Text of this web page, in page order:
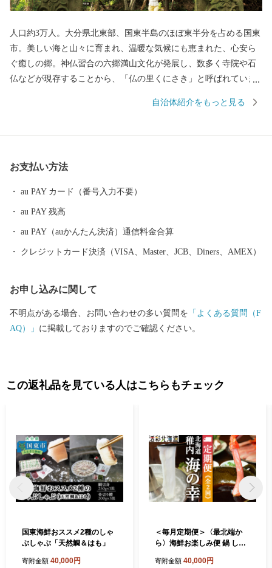
人口約3万人。大分県北東部、国東半島のほぼ東半分を占める国東
市。美しい海と山々に育まれ、温暖な気候にも恵まれた、心安ら
ぐ癒しの郷。神仏習合の六郷満山文化が発展し、数多く寺院や石
仏などが現存することから、「仏の里くにさき」と呼ばれていま
生み出す、豊富な食材！海の幸・山の幸、あらゆる旬の幸を日々
す。また大阪・名古屋・ソウルとの定期便があります。
自治体紹介をもっと見る
お支払い方法
au PAY カード（番号入力不要）
au PAY 残高
au PAY（auかんたん決済）通信料金合算
クレジットカード決済（VISA、Master、JCB、Diners、AMEX）
お申し込みに関して
不明点がある場合、お問い合わせの多い質問を 「よくある質問（F
AQ）」 に掲載しておりますのでご確認ください。
この返礼品を見ている人はこちらもチェック
国東海鮮おススメ2種のしゃ
ぶしゃぶ「天然鯛＆はも」
寄附金額 40,000円
＜毎月定期便＞〈最北端か
ら〉海鮮お楽しみ便 鍋 しゃ
寄附金額 40,000円